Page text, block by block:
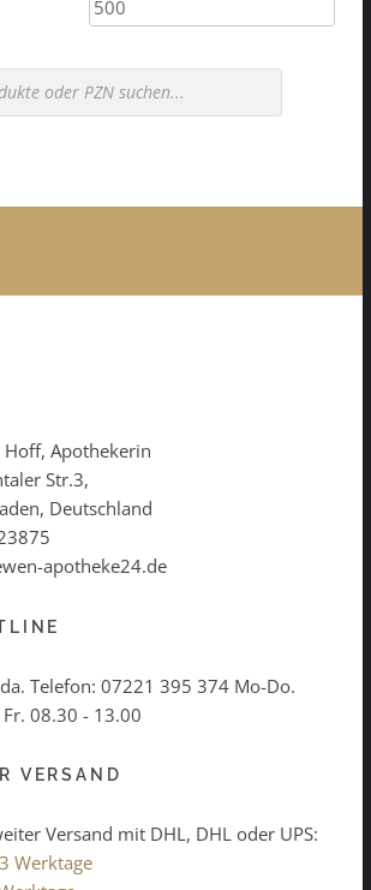
Hoff, Apothekerin
Str.3,
Deutschland
apotheke24.de
Telefon: 07221 395 374 Mo-Do.
08.30 - 13.00
VERSAND
Versand mit DHL, DHL oder UPS:
Werktage